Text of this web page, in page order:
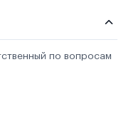
по вопросам